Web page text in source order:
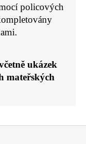
policových
ukázek
mateřských